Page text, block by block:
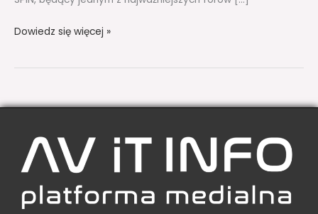
Dowiedz się więcej »